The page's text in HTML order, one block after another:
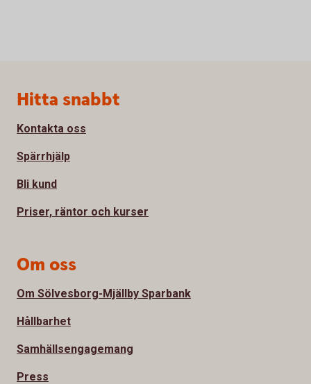
Sidfot
Hitta snabbt
Kontakta oss
Spärrhjälp
Bli kund
Priser, räntor och kurser
Om oss
Om Sölvesborg-Mjällby Sparbank
Hållbarhet
Samhällsengagemang
Press